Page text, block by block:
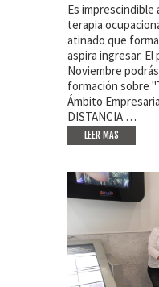
Es imprescindible
terapia
atinado que
aspira ingresar. El
Noviembre
formación sobre
Ámbito
DISTANCIA …
LEER MAS